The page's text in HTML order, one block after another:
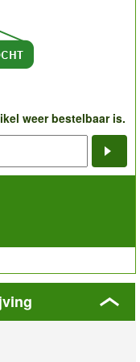
weer bestelbaar is.